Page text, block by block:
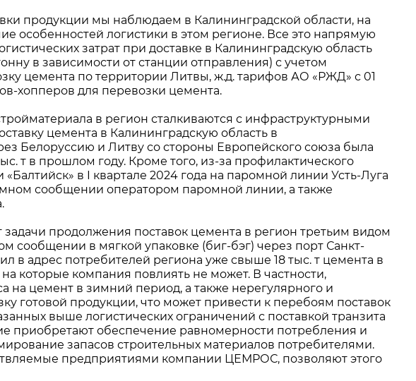
продукции мы наблюдаем в Калининградской области, на
особенностей логистики в этом регионе. Все это напрямую
затрат при доставке в Калининградскую область
в зависимости от станции отправления) с учетом
цемента по территории Литвы, ж.д. тарифов АО «РЖД» с 01
хопперов для перевозки цемента.
в регион сталкиваются с инфраструктурными
цемента в Калининградскую область в
Белоруссию и Литву со стороны Европейского союза была
т в прошлом году. Кроме того, из-за профилактического
в I квартале 2024 года на паромной линии Усть-Луга
сообщении оператором паромной линии, а также
продолжения поставок цемента в регион третьим видом
в мягкой упаковке (биг-бэг) через порт Санкт-
в адрес потребителей региона уже свыше 18 тыс. т цемента в
которые компания повлиять не может. В частности,
на цемент в зимний период, а также нерегулярного и
готовой продукции, что может привести к перебоям поставок
выше логистических ограничений с поставкой транзита
приобретают обеспечение равномерности потребления и
запасов строительных материалов потребителями.
предприятиями компании ЦЕМРОС, позволяют этого